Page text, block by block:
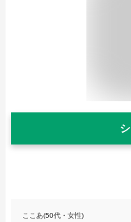
ここあ(50代・女性)